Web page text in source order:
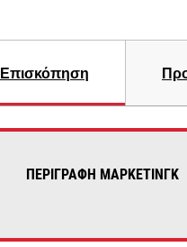
Επισκόπηση
ΠΕΡΙΓΡΑΦΉ ΜΆΡΚΕΤΙΝΓΚ